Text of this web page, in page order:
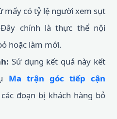
mấy có tỷ lệ người xem sụt
chính là thực thể nội
hoặc làm mới.
Sử dụng kết quả này kết
Ma trận góc tiếp cận
đoạn bị khách hàng bỏ